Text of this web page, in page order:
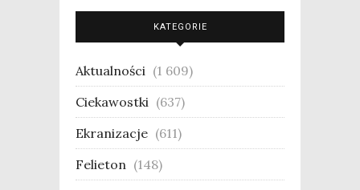
KATEGORIE
Aktualności (1 609)
Ciekawostki (637)
Ekranizacje (611)
Felieton (148)